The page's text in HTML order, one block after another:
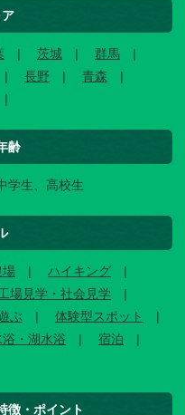
茨城
群馬
長野
青森
齢
学生、高校生
場
ハイキング
場見学・社会見学
ぶ
体験型スポット
・湖水浴
宿泊
徴・ポイント